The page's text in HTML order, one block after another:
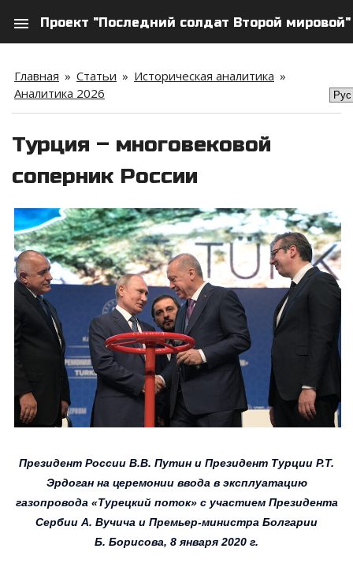
menu Проект "Последний солдат Второй мировой"
Главная » Статьи » Историческая аналитика »
Аналитика 2026
Турция – многовековой
соперник России
Президент России В.В. Путин и Президент Турции Р.Т.
Эрдоган на церемонии ввода в эксплуатацию
газопровода «Турецкий поток» с участием Президента
Сербии А. Вучича и Премьер-министра Болгарии
Б. Борисова, 8 января 2020 г.